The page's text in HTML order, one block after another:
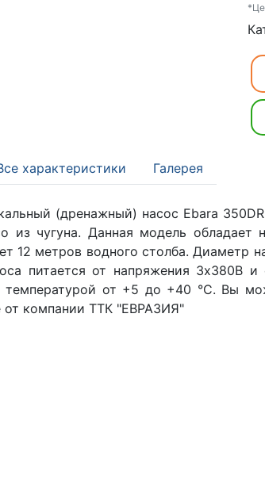
характеристики Галерея
(дренажный) насос Ebara
из чугуна. Данная модель
12 метров водного столба. Диаметр
питается от напряжения 3х380В
от +5 до +40 °C. Вы
от компании ТТК "ЕВРАЗИЯ"